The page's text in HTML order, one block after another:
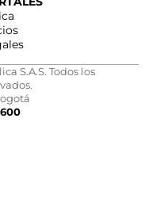
S.A.S. Todos los